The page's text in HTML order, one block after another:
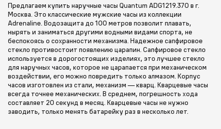
Предлагаем купить наручные часы Quantum ADG1219.370 в г.
Москва. Это классические мужские часы из коллекции
Adrenaline. Водозащита до 100 метров позволит плавать,
нырять и заниматься другими водными видами спорта, не
беспокоясь о сохранности механизма. Надежное сапфировое
стекло противостоит появлению царапин. Сапфировое стекло
используется в дорогостоящих изделиях, это лучшее стекло
для наручных часов, которое не царапается при механическом
воздействии, его можно повредить только алмазом. Корпус
часов изготовлен из стали, механизм — кварц. Кварцевые часы
всегда точнее механических. В среднем, погрешность хода
составляет 20 секунд в месяц. Кварцевые часы не нужно
заводить, только менять батарейку раз в несколько лет.